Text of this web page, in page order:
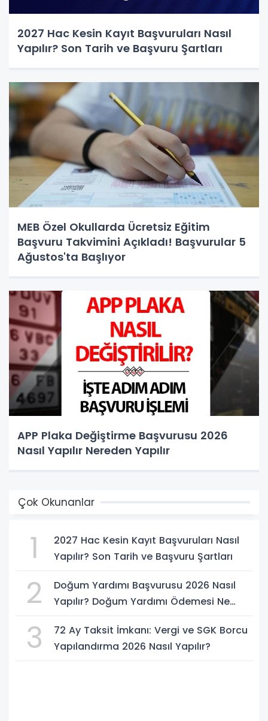
2027 Hac Kesin Kayıt Başvuruları Nasıl
Yapılır? Son Tarih ve Başvuru Şartları
MEB Özel Okullarda Ücretsiz Eğitim
Başvuru Takvimini Açıkladı! Başvurular 5
Ağustos'ta Başlıyor
APP Plaka Değiştirme Başvurusu 2026
Nasıl Yapılır Nereden Yapılır
Çok Okunanlar
1
2027 Hac Kesin Kayıt Başvuruları Nasıl
Yapılır? Son Tarih ve Başvuru Şartları
2
Doğum Yardımı Başvurusu 2026 Nasıl
Yapılır? Doğum Yardımı Ödemesi Ne
3
72 Ay Taksit İmkanı: Vergi ve SGK Borcu
Yapılandırma 2026 Nasıl Yapılır?